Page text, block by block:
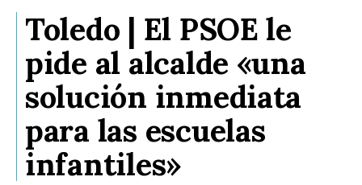
Toledo | El PSOE le
pide al alcalde «una
solución inmediata
para las escuelas
infantiles»